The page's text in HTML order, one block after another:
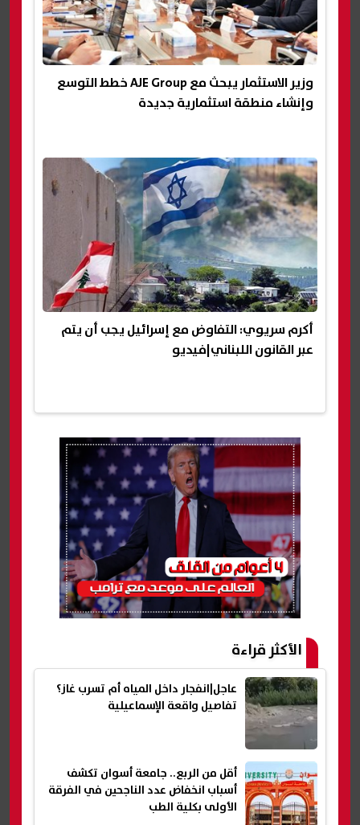
وزير الاستثمار يبحث مع AJE Group خطط التوسع
وإنشاء منطقة استثمارية جديدة
أكرم سريوي: التفاوض مع إسرائيل يجب أن يتم
عبر القانون اللبناني|فيديو
الأكثر قراءة
عاجل|انفجار داخل المياه أم تسرب غاز؟
تفاصيل واقعة الإسماعيلية
أقل من الربع.. جامعة أسوان تكشف
أسباب انخفاض عدد الناجحين في الفرقة
الأولى بكلية الطب